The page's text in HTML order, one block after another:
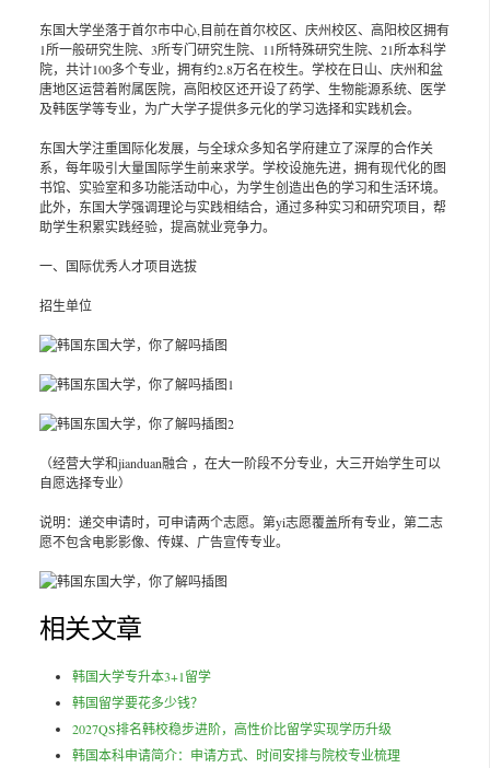
东国大学坐落于首尔市中心,目前在首尔校区、庆州校区、高阳校区拥有
1所一般研究生院、3所专门研究生院、11所特殊研究生院、21所本科学
院，共计100多个专业，拥有约2.8万名在校生。学校在日山、庆州和盆
唐地区运营着附属医院，高阳校区还开设了药学、生物能源系统、医学
及韩医学等专业，为广大学子提供多元化的学习选择和实践机会。
东国大学注重国际化发展，与全球众多知名学府建立了深厚的合作关
系，每年吸引大量国际学生前来求学。学校设施先进，拥有现代化的图
书馆、实验室和多功能活动中心，为学生创造出色的学习和生活环境。
此外，东国大学强调理论与实践相结合，通过多种实习和研究项目，帮
助学生积累实践经验，提高就业竞争力。
一、国际优秀人才项目选拔
招生单位
（经营大学和jianduan融合 ，在大一阶段不分专业，大三开始学生可以
自愿选择专业）
说明：递交申请时，可申请两个志愿。第yi志愿覆盖所有专业，第二志
愿不包含电影影像、传媒、广告宣传专业。
相关文章
韩国大学专升本3+1留学
韩国留学要花多少钱？
2027QS排名韩校稳步进阶，高性价比留学实现学历升级
韩国本科申请简介：申请方式、时间安排与院校专业梳理